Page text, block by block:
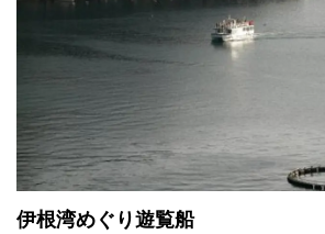
伊根湾めぐり遊覧船